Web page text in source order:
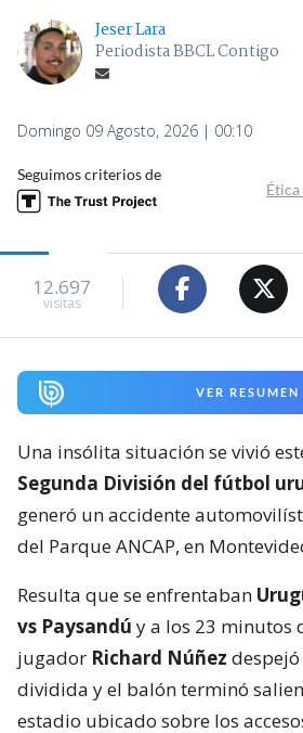
Jeser Lara
Periodista BBCL Contigo
Domingo 09 Agosto, 2026 | 00:10
Seguimos criterios de
Ética
12.697
visitas
VER RESUMEN
Una insólita situación se vivió
Segunda División del fútbol
generó un accidente
del Parque ANCAP, en
Resulta que se enfrentaban
vs Paysandú y a los 23 minutos
jugador Richard Núñez
dividida y el balón terminó
estadio ubicado sobre los